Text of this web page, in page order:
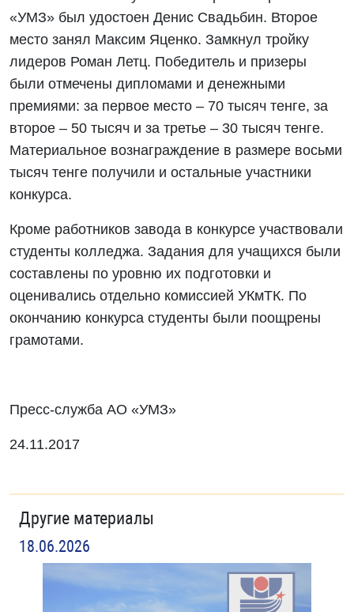
«УМЗ» был удостоен Денис Свадьбин. Второе
место занял Максим Яценко. Замкнул тройку
лидеров Роман Летц. Победитель и призеры
были отмечены дипломами и денежными
премиями: за первое место – 70 тысяч тенге, за
второе – 50 тысяч и за третье – 30 тысяч тенге.
Материальное вознаграждение в размере восьми
тысяч тенге получили и остальные участники
конкурса.
Кроме работников завода в конкурсе участвовали
студенты колледжа. Задания для учащихся были
составлены по уровню их подготовки и
оценивались отдельно комиссией УКмТК. По
окончанию конкурса студенты были поощрены
грамотами.
Пресс-служба АО «УМЗ»
24.11.2017
Другие материалы
18.06.2026